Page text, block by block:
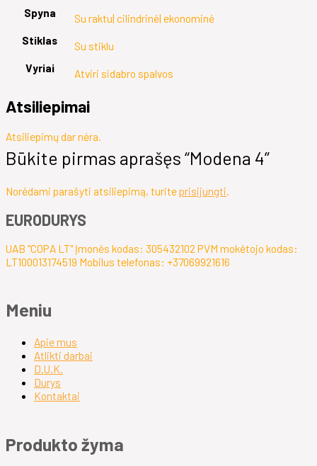
Spyna
Su raktu| cilindrinė| ekonominė
Stiklas
Su stiklu
Vyriai
Atviri sidabro spalvos
Atsiliepimai
Atsiliepimų dar nėra.
Būkite pirmas aprašęs “Modena 4”
Norėdami parašyti atsiliepimą, turiteprisijungti
EURODURYS
UAB "COPA LT" Įmonės kodas: 305432102 PVM mokėtojo kodas:
LT100013174519 Mobilus telefonas: +37069921616
Meniu
Apie mus
Atlikti darbai
D.U.K.
Durys
Kontaktai
Produkto žyma